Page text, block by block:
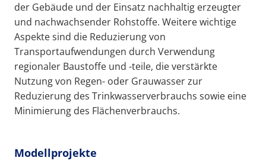
der Gebäude und der Einsatz nachhaltig erzeugter
und nachwachsender Rohstoffe. Weitere wichtige
Aspekte sind die Reduzierung von
Transportaufwendungen durch Verwendung
regionaler Baustoffe und -teile, die verstärkte
Nutzung von Regen- oder Grauwasser zur
Reduzierung des Trinkwasserverbrauchs sowie eine
Minimierung des Flächenverbrauchs.
Modellprojekte